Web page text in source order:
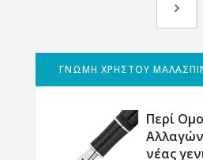
ΓΝΩΜΗ ΧΡΗΣΤΟΥ
Περί
νέας